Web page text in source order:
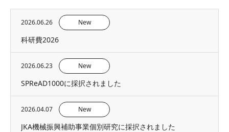
2026.06.26 New
科研費2026
2026.06.23 New
SPReAD1000に採択されました
2026.04.07 New
JKA機械振興補助事業個別研究に採択されました